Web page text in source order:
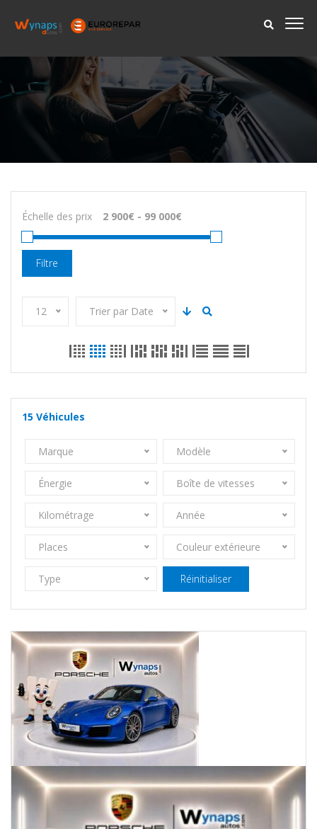
Échelle des prix
Filtre
12 Trier par Date
15 Véhicules
Marque Modèle
Énergie Boîte de vitesses
Kilométrage Année
Places Couleur extérieure
Type Réinitialiser